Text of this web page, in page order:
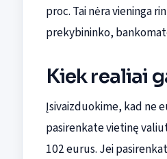
proc. Tai nėra vieninga
prekybininko,
Kiek realiai
Įsivaizduokime, kad ne
pasirenkate vietinę
102 eurus. Jei